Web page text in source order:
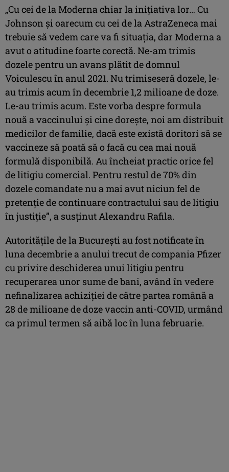
„Cu cei de la Moderna chiar la iniţiativa lor… Cu
Johnson şi oarecum cu cei de la AstraZeneca mai
trebuie să vedem care va fi situaţia, dar Moderna a
avut o atitudine foarte corectă. Ne-am trimis
dozele pentru un avans plătit de domnul
Voiculescu în anul 2021. Nu trimiseseră dozele, le-
au trimis acum în decembrie 1,2 milioane de doze.
Le-au trimis acum. Este vorba despre formula
nouă a vaccinului şi cine doreşte, noi am distribuit
medicilor de familie, dacă este există doritori să se
vaccineze să poată să o facă cu cea mai nouă
formulă disponibilă. Au încheiat practic orice fel
de litigiu comercial. Pentru restul de 70% din
dozele comandate nu a mai avut niciun fel de
pretenţie de continuare contractului sau de litigiu
în justiţie”, a susţinut Alexandru Rafila.
Autorităţile de la Bucureşti au fost notificate în
luna decembrie a anului trecut de compania Pfizer
cu privire deschiderea unui litigiu pentru
recuperarea unor sume de bani, având în vedere
nefinalizarea achiziţiei de către partea română a
28 de milioane de doze vaccin anti-COVID, urmând
ca primul termen să aibă loc în luna februarie.